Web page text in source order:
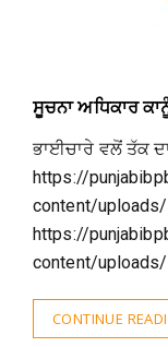
ਸੂਚਨਾ ਅਧਿਕਾਰ
ਭਾਈਚਾਰੇ ਵਲੋਂ ਤੱਕ
https://
content/
https://
content/
CONTINUE